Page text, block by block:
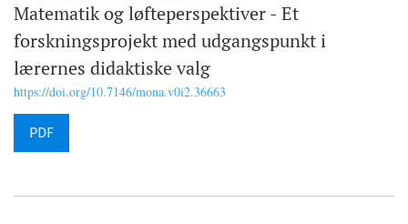
Matematik og løfteperspektiver - Et
forskningsprojekt med udgangspunkt i
lærernes didaktiske valg
https://doi.org/10.7146/mona.v0i2.36663
PDF